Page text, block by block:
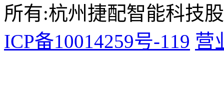
所有:杭州捷配智能科技
ICP备10014259号-119 营